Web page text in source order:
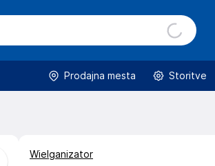
Prodajna mesta Storitve
Wielganizator